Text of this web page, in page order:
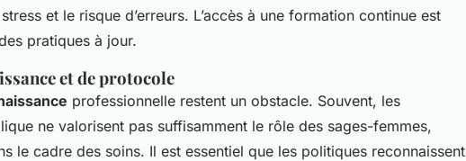
et le risque d’erreurs. L’accès à une formation continue est
pratiques à jour.
et de protocole
professionnelle restent un obstacle. Souvent, les
ne valorisent pas suffisamment le rôle des sages-femmes,
le cadre des soins. Il est essentiel que les politiques reconnaissent